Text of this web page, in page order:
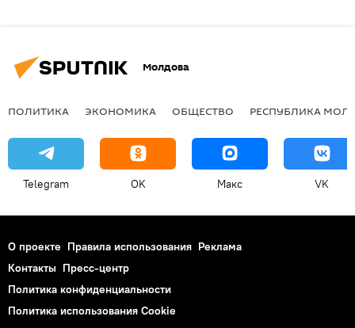
Молдова
ПОЛИТИКА ЭКОНОМИКА ОБЩЕСТВО РЕСПУБЛИКА
Telegram OK Макс VK
О проекте Правила использования Реклама
Контакты Пресс-центр
Политика конфиденциальности
Политика использования Cookie